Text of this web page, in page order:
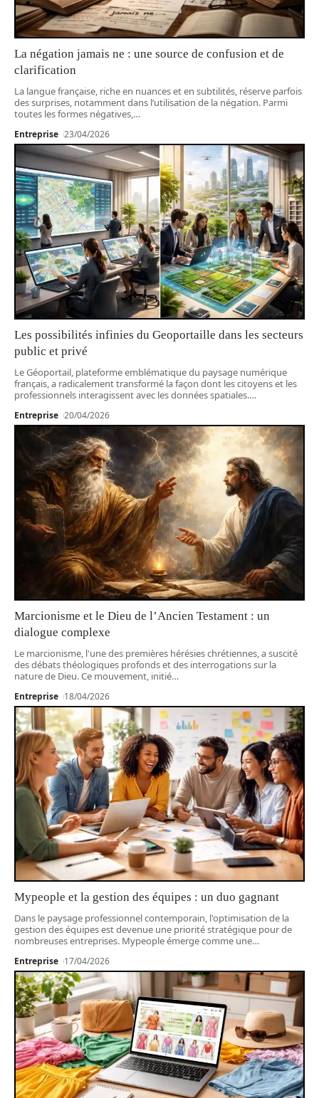
La négation jamais ne : une source de confusion et de
clarification
La langue française, riche en nuances et en subtilités, réserve parfois
des surprises, notamment dans l’utilisation de la négation. Parmi
toutes les formes négatives,…
Entreprise 23/04/2026
Les possibilités infinies du Geoportaille dans les secteurs
public et privé
Le Géoportail, plateforme emblématique du paysage numérique
français, a radicalement transformé la façon dont les citoyens et les
professionnels interagissent avec les données spatiales.…
Entreprise 20/04/2026
Marcionisme et le Dieu de l’Ancien Testament : un
dialogue complexe
Le marcionisme, l'une des premières hérésies chrétiennes, a suscité
des débats théologiques profonds et des interrogations sur la
nature de Dieu. Ce mouvement, initié…
Entreprise 18/04/2026
Mypeople et la gestion des équipes : un duo gagnant
Dans le paysage professionnel contemporain, l'optimisation de la
gestion des équipes est devenue une priorité stratégique pour de
nombreuses entreprises. Mypeople émerge comme une…
Entreprise 17/04/2026